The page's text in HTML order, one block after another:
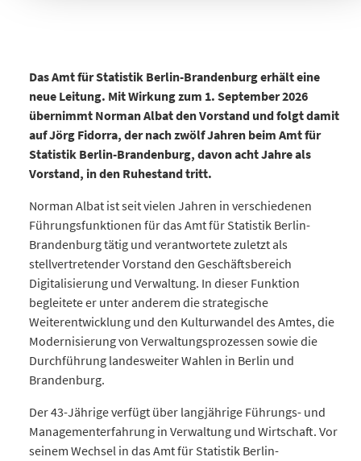
Das Amt für Statistik Berlin-Brandenburg erhält eine
neue Leitung. Mit Wirkung zum 1. September 2026
übernimmt Norman Albat den Vorstand und folgt damit
auf Jörg Fidorra, der nach zwölf Jahren beim Amt für
Statistik Berlin-Brandenburg, davon acht Jahre als
Vorstand, in den Ruhestand tritt.
Norman Albat ist seit vielen Jahren in verschiedenen
Führungsfunktionen für das Amt für Statistik Berlin-
Brandenburg tätig und verantwortete zuletzt als
stellvertretender Vorstand den Geschäftsbereich
Digitalisierung und Verwaltung. In dieser Funktion
begleitete er unter anderem die strategische
Weiterentwicklung und den Kulturwandel des Amtes, die
Modernisierung von Verwaltungsprozessen sowie die
Durchführung landesweiter Wahlen in Berlin und
Brandenburg.
Der 43-Jährige verfügt über langjährige Führungs- und
Managementerfahrung in Verwaltung und Wirtschaft. Vor
seinem Wechsel in das Amt für Statistik Berlin-